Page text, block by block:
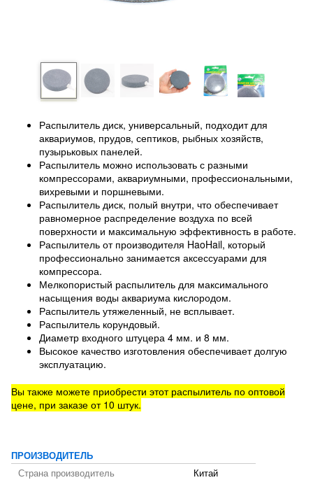
Распылитель диск, универсальный, подходит для
аквариумов, прудов, септиков, рыбных хозяйств,
пузырьковых панелей.
Распылитель можно использовать с разными
компрессорами, аквариумными, профессиональными,
вихревыми и поршневыми.
Распылитель диск, полый внутри, что обеспечивает
равномерное распределение воздуха по всей
поверхности и максимальную эффективность в работе.
Распылитель от производителя HaoHail, который
профессионально занимается аксессуарами для
компрессора.
Мелкопористый распылитель для максимального
насыщения воды аквариума кислородом.
Распылитель утяжеленный, не всплывает.
Распылитель корундовый.
Диаметр входного штуцера 4 мм. и 8 мм.
Высокое качество изготовления обеспечивает долгую
эксплуатацию.
Вы также можете приобрести этот распылитель по оптовой
цене, при заказе от 10 штук.
ПРОИЗВОДИТЕЛЬ
Страна производитель
Китай